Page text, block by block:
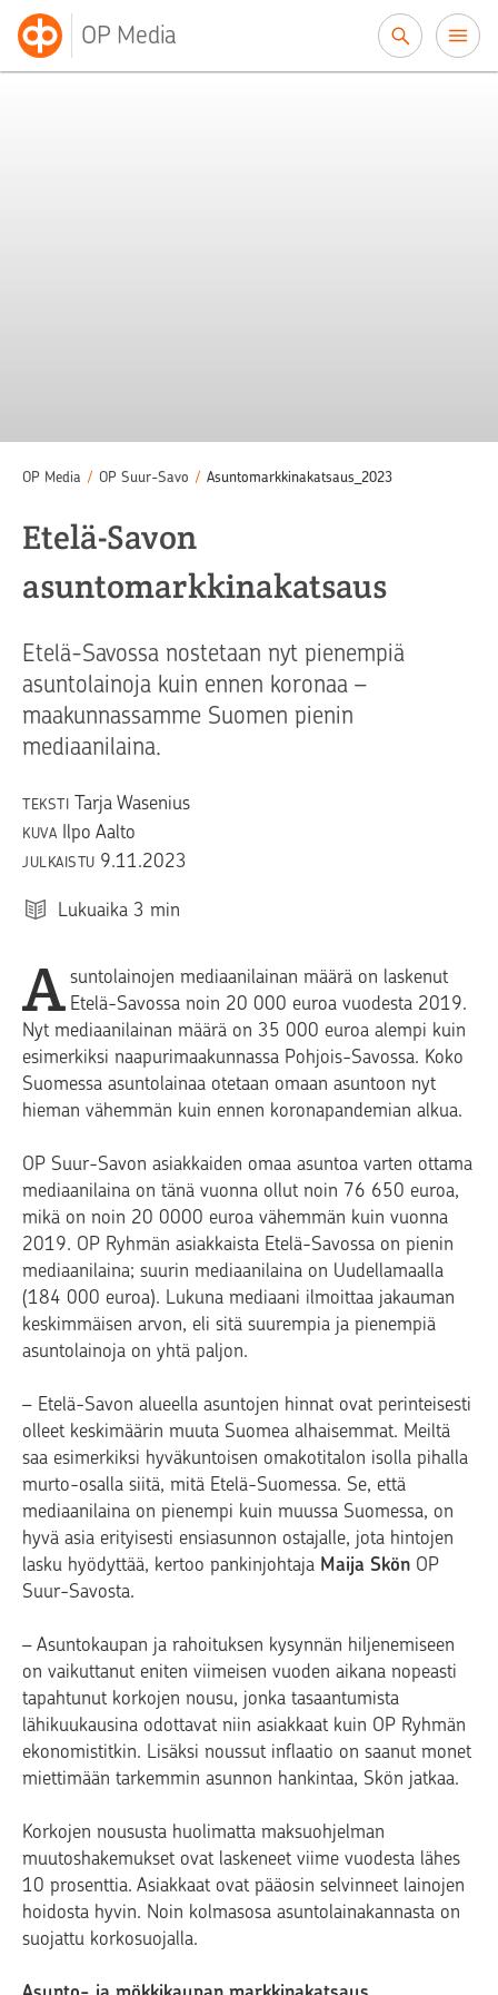
OP Media
OP Media / OP Suur-Savo / Asuntomarkkinakatsaus_2023
Etelä-Savon
asuntomarkkinakatsaus
Etelä-Savossa nostetaan nyt pienempiä
asuntolainoja kuin ennen koronaa –
maakunnassamme Suomen pienin
mediaanilaina.
TEKSTI Tarja Wasenius
KUVA Ilpo Aalto
JULKAISTU 9.11.2023
Lukuaika 3 min
A suntolainojen mediaanilainan määrä on laskenut
Etelä-Savossa noin 20 000 euroa vuodesta 2019.
Nyt mediaanilainan määrä on 35 000 euroa alempi kuin
esimerkiksi naapurimaakunnassa Pohjois-Savossa. Koko
Suomessa asuntolainaa otetaan omaan asuntoon nyt
hieman vähemmän kuin ennen koronapandemian alkua.
OP Suur-Savon asiakkaiden omaa asuntoa varten ottama
mediaanilaina on tänä vuonna ollut noin 76 650 euroa,
mikä on noin 20 0000 euroa vähemmän kuin vuonna
2019. OP Ryhmän asiakkaista Etelä-Savossa on pienin
mediaanilaina; suurin mediaanilaina on Uudellamaalla
(184 000 euroa). Lukuna mediaani ilmoittaa jakauman
keskimmäisen arvon, eli sitä suurempia ja pienempiä
asuntolainoja on yhtä paljon.
– Etelä-Savon alueella asuntojen hinnat ovat perinteisesti
olleet keskimäärin muuta Suomea alhaisemmat. Meiltä
saa esimerkiksi hyväkuntoisen omakotitalon isolla pihalla
murto-osalla siitä, mitä Etelä-Suomessa. Se, että
mediaanilaina on pienempi kuin muussa Suomessa, on
hyvä asia erityisesti ensiasunnon ostajalle, jota hintojen
lasku hyödyttää, kertoo pankinjohtaja Maija Skön OP
Suur-Savosta.
– Asuntokaupan ja rahoituksen kysynnän hiljenemiseen
on vaikuttanut eniten viimeisen vuoden aikana nopeasti
tapahtunut korkojen nousu, jonka tasaantumista
lähikuukausina odottavat niin asiakkaat kuin OP Ryhmän
ekonomistitkin. Lisäksi noussut inflaatio on saanut monet
miettimään tarkemmin asunnon hankintaa, Skön jatkaa.
Korkojen noususta huolimatta maksuohjelman
muutoshakemukset ovat laskeneet viime vuodesta lähes
10 prosenttia. Asiakkaat ovat pääosin selvinneet lainojen
hoidosta hyvin. Noin kolmasosa asuntolainakannasta on
suojattu korkosuojalla.